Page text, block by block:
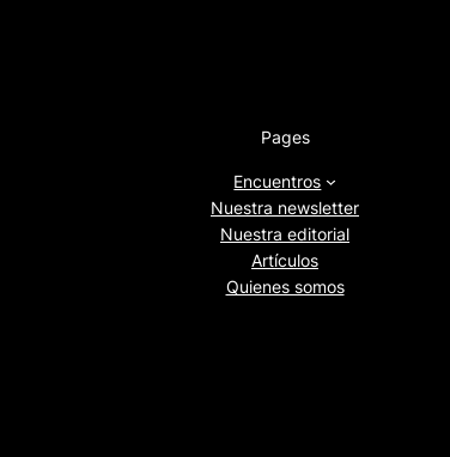
Pages
Encuentros
Nuestra newsletter
Nuestra editorial
Artículos
Quienes somos